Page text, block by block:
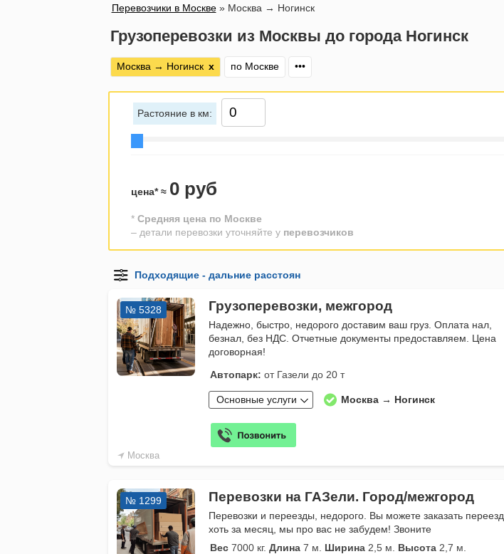
Перевозчики в Москве» Москва → Ногинск
Грузоперевозки из Москвы до города Ногинск
Москва → Ногинск х по Москве •••
Растояние в км:
цена* ≈ 0 руб
* Средняя цена по Москве
– детали перевозки уточняйте у перевозчиков
Москва
№ 5328 Грузоперевозки, межгород
Надежно, быстро, недорого доставим ваш груз. Оплата нал,
безнал, без НДС. Отчетные документы предоставляем. Цена
договорная!
Автопарк: от Газели до 20 т
Основные услуги Москва → Ногинск
№ 1299 Перевозки на ГАЗели. Город/межгород
Перевозки и переезды, недорого. Вы можете заказать переезд
хоть за месяц, мы про вас не забудем! Звоните
Вес 7000 кг. Длина 7 м. Ширина 2,5 м. Высота 2,7 м.